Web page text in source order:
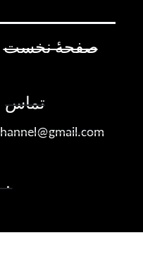
صفحۀ نخست
تماس